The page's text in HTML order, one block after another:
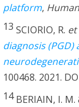
platform,
13 SCIORIO, R. et
diagnosis
100468. 2021.
14BERIAIN, I. M.